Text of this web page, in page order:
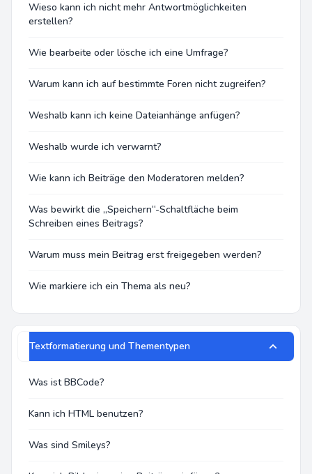
Wieso kann ich nicht mehr Antwortmöglichkeiten
erstellen?
Wie bearbeite oder lösche ich eine Umfrage?
Warum kann ich auf bestimmte Foren nicht zugreifen?
Weshalb kann ich keine Dateianhänge anfügen?
Weshalb wurde ich verwarnt?
Wie kann ich Beiträge den Moderatoren melden?
Was bewirkt die „Speichern“-Schaltfläche beim
Schreiben eines Beitrags?
Warum muss mein Beitrag erst freigegeben werden?
Wie markiere ich ein Thema als neu?
Textformatierung und Thementypen
Was ist BBCode?
Kann ich HTML benutzen?
Was sind Smileys?